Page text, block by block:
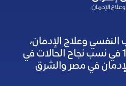
وعلاج الإدمان،
تعتبر المستشفى رقم 1 في نسب نجاح الحالات في
في مصر والشرق